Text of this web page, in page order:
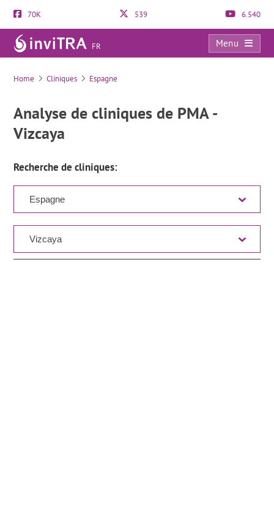
70K 539 6.540
FR
Menu
Liste des cliniques
Home Cliniques Espagne
Analyse de cliniques de PMA -
Vizcaya
Recherche de cliniques: